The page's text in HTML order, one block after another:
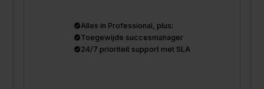
Alles in Professional, plus:
Toegewijde succesmanager
24/7 prioriteit support met SLA